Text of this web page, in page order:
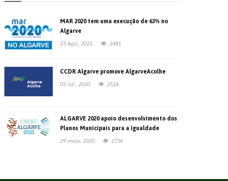
MAR 2020 tem uma execução de 63% no
Algarve
23 Ago., 2021
2481
CCDR Algarve promove AlgarveAcolhe
03 Jul., 2020
2518
ALGARVE 2020 apoio desenvolvimento dos
Planos Municipais para a Igualdade
29 maio, 2020
2736